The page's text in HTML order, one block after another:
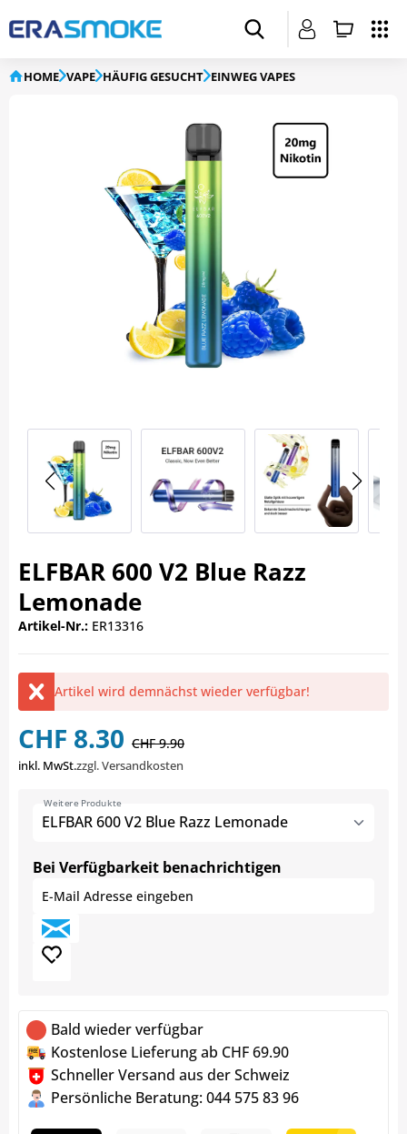
HOME VAPE HÄUFIG GESUCHT EINWEG VAPES
ELFBAR 600 V2 Blue Razz
Lemonade
Artikel-Nr.: ER13316
Artikel wird demnächst wieder verfügbar!
CHF 8.30 CHF 9.90
inkl. MwSt.zzgl. Versandkosten
ELFBAR 600 V2 Blue Razz Lemonade
Weitere Produkte
Bei Verfügbarkeit benachrichtigen
Bald wieder verfügbar
Kostenlose Lieferung ab CHF 69.90
Schneller Versand aus der Schweiz
Persönliche Beratung: 044 575 83 96